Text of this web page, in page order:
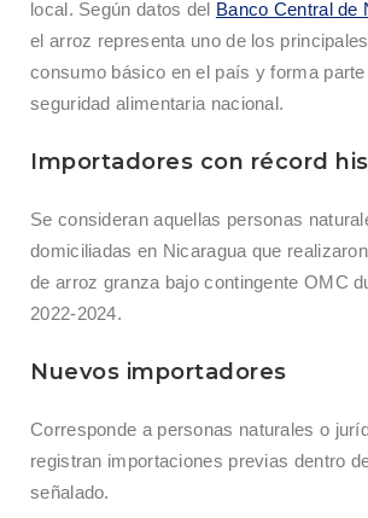
local. Según datos del Banco Central de
el arroz representa uno de los
consumo básico en el país y forma
seguridad alimentaria nacional.
Importadores con récord
Se consideran aquellas personas
domiciliadas en Nicaragua que
de arroz granza bajo contingente OMC
2022-2024.
Nuevos importadores
Corresponde a personas naturales o
registran importaciones previas dentro
señalado.